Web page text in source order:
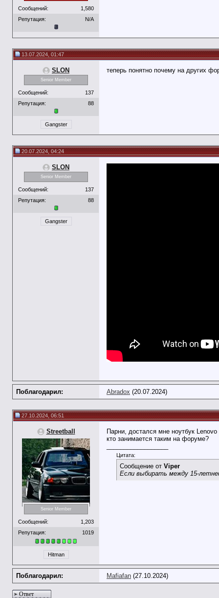
Сообщений:
1,580
Репутация:
N/A
13.07.2024, 01:47
SLON
Senior Member
Сообщений:
137
Репутация:
88
Gangster
теперь понятно почему на других
20.07.2024, 04:24
SLON
Senior Member
Сообщений:
137
Репутация:
88
Gangster
Поблагодарил: Abradox (20.07.2024)
27.10.2024, 06:51
Streetball
Senior Member
Сообщений:
1,203
Репутация:
1019
Hitman
Парни, достался мне ноутбук
кто занимается таким на форуме?
Цитата:
Сообщение от Viper
Если выбирать между 15-
Поблагодарил: Mafiafan (27.10.2024)
Ответ